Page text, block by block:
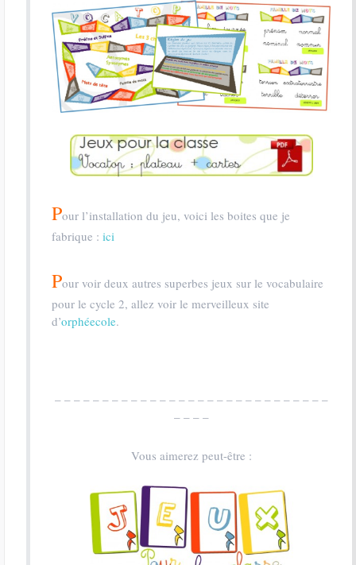
Pour l’installation du jeu, voici les boites que je
fabrique : ici
Pour voir deux autres superbes jeux sur le vocabulaire
pour le cycle 2, allez voir le merveilleux site
d’orphéecole.
– – – – – – – – – – – – – – – – – – – – – – – – – – – – –
– – – –
Vous aimerez peut-être :